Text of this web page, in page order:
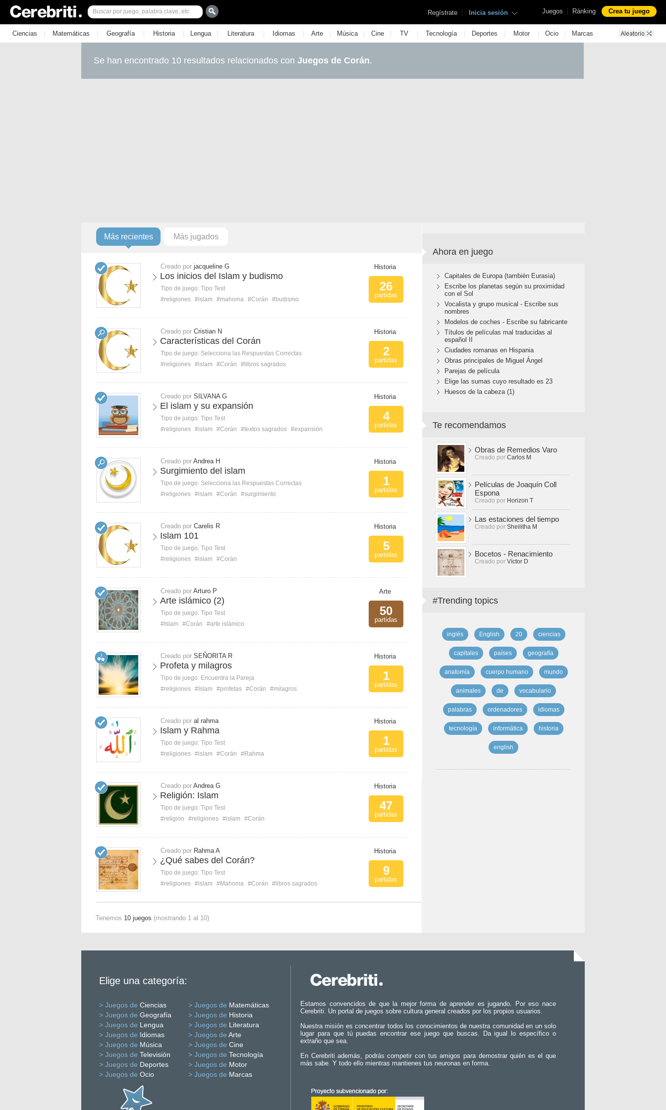
Juegos | Ránking Crea tu juego
Regístrate | Inicia sesión
Ciencias | Matemáticas | Geografía | Historia | Lengua | Literatura | Idiomas | Arte | Música | Cine | TV | Tecnología | Deportes | Motor | Ocio | Marcas
Se han encontrado 10 resultados relacionados con Juegos de Corán.
Más recientes Más jugados
Creado por jacqueline G
Los inicios del Islam y budismo
Tipo de juego: Tipo Test
#religiones #islam #mahoma #Corán #budismo
Historia
26
partidas
Creado por Cristian N
Características del Corán
Tipo de juego: Selecciona las Respuestas Correctas
#religiones #islam #Corán #libros sagrados
Historia
2
partidas
Creado por SILVANA G
El islam y su expansión
Tipo de juego: Tipo Test
#religiones #islam #Corán #textos sagrados #expansión
Historia
4
partidas
Creado por Andrea H
Surgimiento del islam
Tipo de juego: Selecciona las Respuestas Correctas
#religiones #islam #Corán #surgimiento
Historia
1
partidas
Creado por Carelis R
Islam 101
Tipo de juego: Tipo Test
#religiones #islam #Corán
Historia
5
partidas
Creado por Arturo P
Arte islámico (2)
Tipo de juego: Tipo Test
#Islam
#Corán #arte islámico
Arte
50
partidas
Creado por SEÑORITA R
Profeta y milagros
Tipo de juego: Encuentra la Pareja
#religiones #Islam #profetas #Corán #milagros
Historia
1
partidas
Creado por al rahma
Islam y Rahma
Tipo de juego: Tipo Test
#religiones #islam #Corán #Rahma
Historia
1
partidas
Creado por Andrea G
Religión: Islam
Tipo de juego: Tipo Test
#religión
#religiones #islam #Corán
Historia
47
partidas
Creado por Rahma A
¿Qué sabes del Corán?
Tipo de juego: Tipo Test
#religiones #islam #Mahoma #Corán #libros sagrados
Historia
9
partidas
Tenemos 10 juegos (mostrando 1 al 10)
Ahora en juego
Capitales de Europa (también Eurasia)
Escribe los planetas según su proximidad
con el Sol
Vocalista y grupo musical - Escribe sus
nombres
Modelos de coches - Escribe su fabricante
Títulos de películas mal traducidas al
español II
Ciudades romanas en Hispania
Obras principales de Miguel Ángel
Parejas de película
Elige las sumas cuyo resultado es 23
Huesos de la cabeza (1)
Te recomendamos
Obras de Remedios Varo
Creado por Carlos M
Películas de Joaquín Coll
Espona
Creado por Horizon T
Las estaciones del tiempo
Creado por Sheilitha M
Bocetos - Renacimiento
Creado por Víctor D
#Trending topics
inglés English 20 ciencias
capitales países geografía
anatomía cuerpo humano mundo
animales de vocabulario
palabras ordenadores idiomas
tecnología informática historia
english
Elige una categoría:
> Juegos de Ciencias > Juegos de Matemáticas
> Juegos de Geografía > Juegos de Historia
> Juegos de Lengua > Juegos de Literatura
> Juegos de Idiomas > Juegos de Arte
> Juegos de Música > Juegos de Cine
> Juegos de Televisión > Juegos de Tecnología
> Juegos de Deportes > Juegos de Motor
> Juegos de Ocio > Juegos de Marcas
Estamos convencidos de que la mejor forma de aprender es jugando. Por eso nace
Cerebriti. Un portal de juegos sobre cultura general creados por los propios usuarios.
Nuestra misión es concentrar todos los conocimientos de nuestra comunidad en un solo
lugar para que tú puedas encontrar ese juego que buscas. Da igual lo específico o
extraño que sea.
En Cerebriti además, podrás competir con tus amigos para demostrar quién es el que
más sabe. Y todo ello mientras mantienes tus neuronas en forma.